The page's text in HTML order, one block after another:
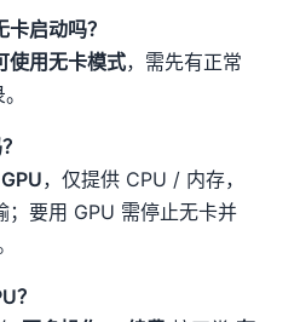
启动吗？
使用无卡模式，需先有正常
，仅提供 CPU / 内存，
；要用 GPU 需停止无卡并
？